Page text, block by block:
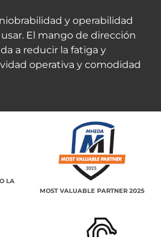
y operabilidad
El mango de dirección
a reducir la fatiga y
operativa y comodidad
LA
MOST VALUABLE PARTNER 2025